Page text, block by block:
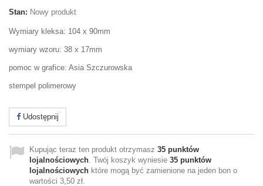
Stan: Nowy produkt
Wymiary kleksa: 104 x 90mm
wymiary wzoru: 38 x 17mm
pomoc w grafice: Asia Szczurowska
stempel polimerowy
Udostępnij
Kupując teraz ten produkt otrzymasz 35 punktów
lojalnościowych. Twój koszyk wyniesie 35 punktów
lojalnościowych które mogą być zamienione na jeden bon o
wartości 3,50 zł.